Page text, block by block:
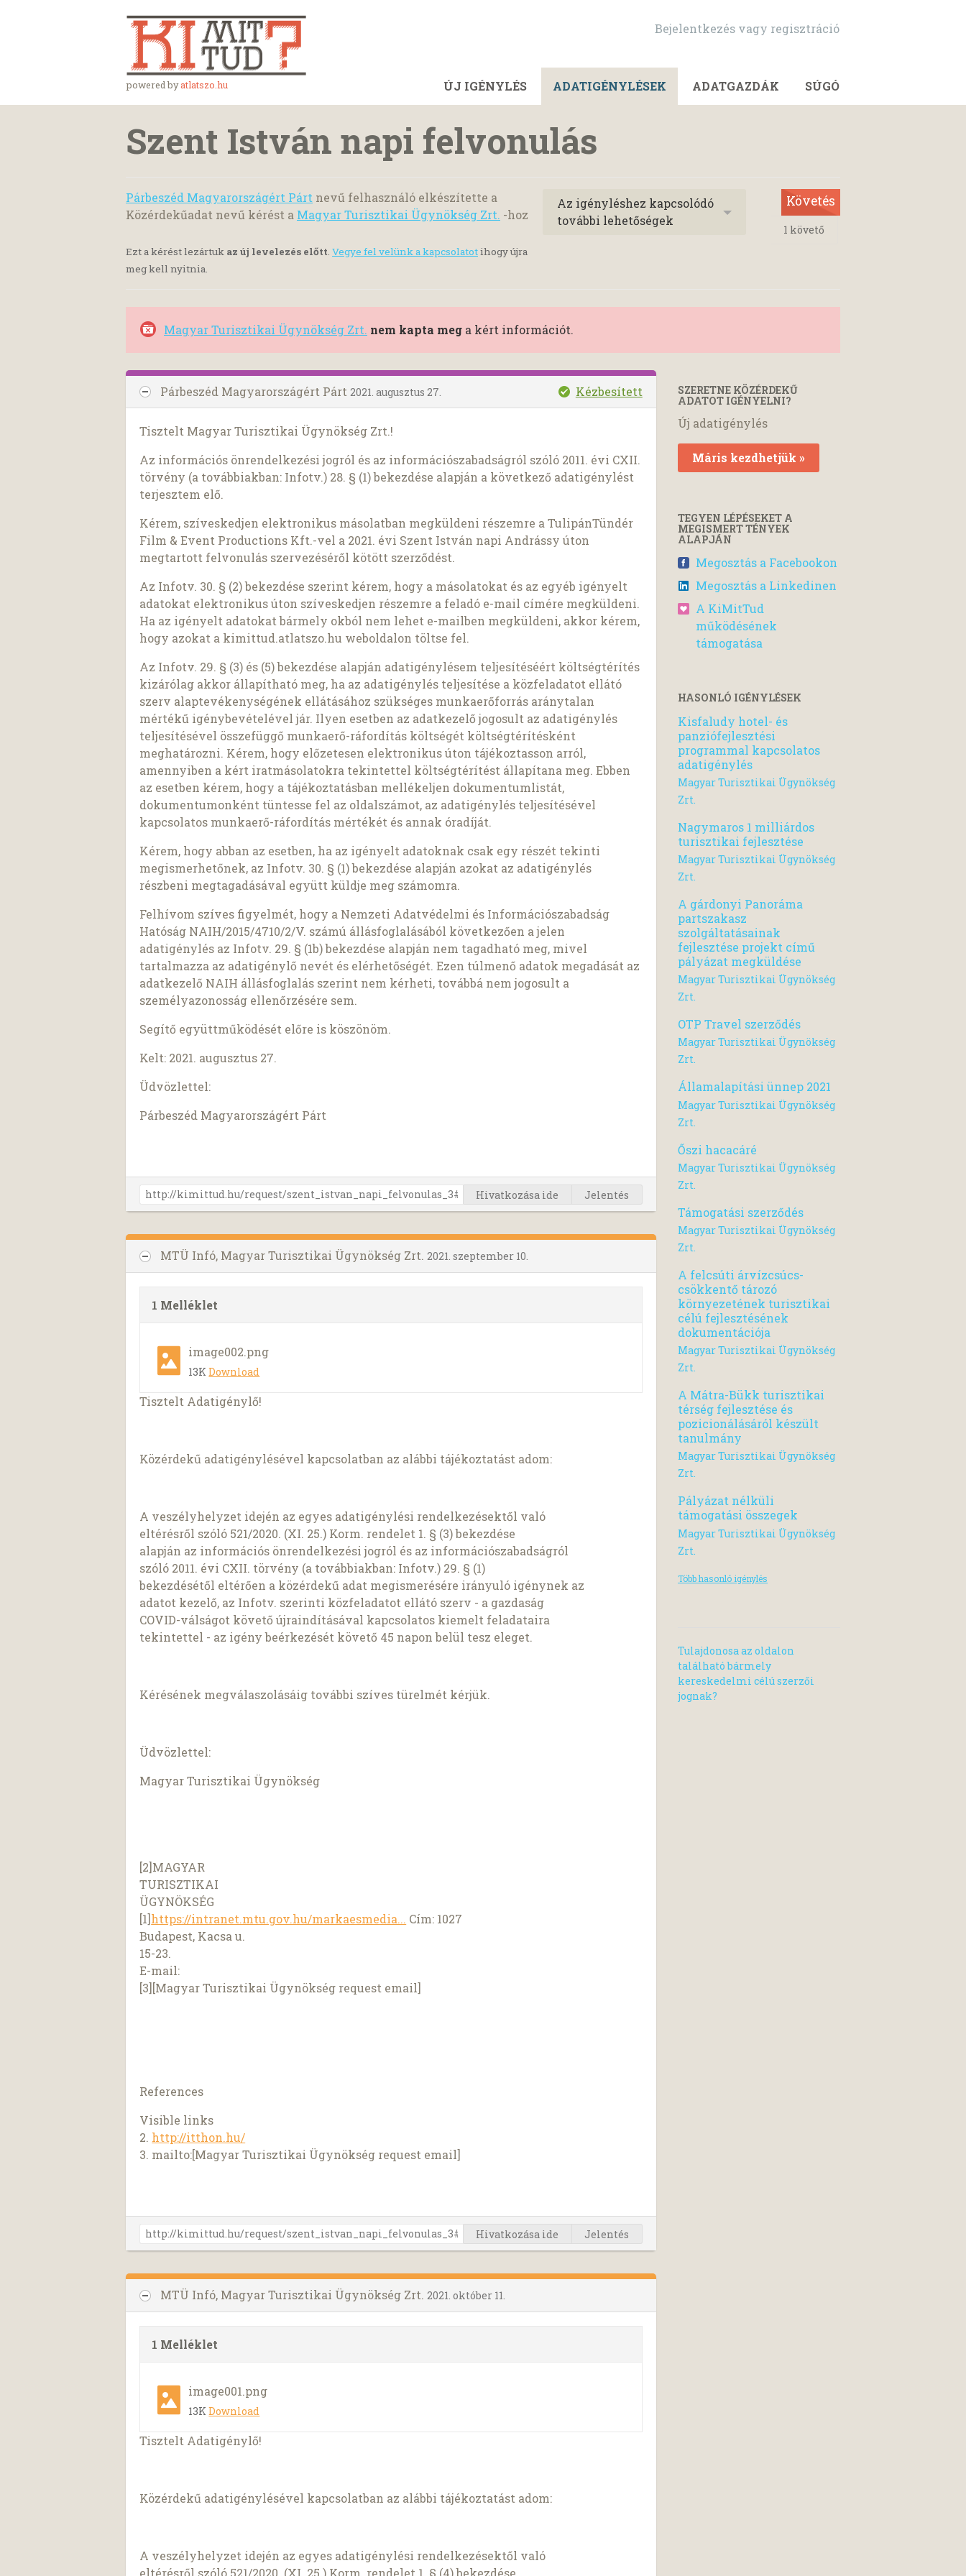
powered byatlatszo.hu
Bejelentkezés vagy regisztráció
ÚJ IGÉNYLÉS ADATIGÉNYLÉSEK ADATGAZDÁK SÚGÓ
Szent István napi felvonulás
Párbeszéd Magyarországért Párt nevű felhasználó elkészítette a
Közérdekűadat nevű kérést a Magyar Turisztikai Ügynökség Zrt. -hoz
Ezt a kérést lezártuk az új levelezés előtt. Vegye fel velünk a kapcsolatotihogy újra
meg kell nyitnia.
Az igényléshez kapcsolódó
további lehetőségek
Követés
1 követő
Magyar Turisztikai Ügynökség Zrt. nem kapta meg a kért információt.
Párbeszéd Magyarországért Párt 2021. augusztus 27. Kézbesített
Tisztelt Magyar Turisztikai Ügynökség Zrt.!
Az információs önrendelkezési jogról és az információszabadságról szóló 2011. évi CXII.
törvény (a továbbiakban: Infotv.) 28. § (1) bekezdése alapján a következő adatigénylést
terjesztem elő.
Kérem, szíveskedjen elektronikus másolatban megküldeni részemre a TulipánTündér
Film & Event Productions Kft.-vel a 2021. évi Szent István napi Andrássy úton
megtartott felvonulás szervezéséről kötött szerződést.
Az Infotv. 30. § (2) bekezdése szerint kérem, hogy a másolatokat és az egyéb igényelt
adatokat elektronikus úton szíveskedjen részemre a feladó e-mail címére megküldeni.
Ha az igényelt adatokat bármely okból nem lehet e-mailben megküldeni, akkor kérem,
hogy azokat a kimittud.atlatszo.hu weboldalon töltse fel.
Az Infotv. 29. § (3) és (5) bekezdése alapján adatigénylésem teljesítéséért költségtérítés
kizárólag akkor állapítható meg, ha az adatigénylés teljesítése a közfeladatot ellátó
szerv alaptevékenységének ellátásához szükséges munkaerőforrás aránytalan
mértékű igénybevételével jár. Ilyen esetben az adatkezelő jogosult az adatigénylés
teljesítésével összefüggő munkaerő-ráfordítás költségét költségtérítésként
meghatározni. Kérem, hogy előzetesen elektronikus úton tájékoztasson arról,
amennyiben a kért iratmásolatokra tekintettel költségtérítést állapítana meg. Ebben
az esetben kérem, hogy a tájékoztatásban mellékeljen dokumentumlistát,
dokumentumonként tüntesse fel az oldalszámot, az adatigénylés teljesítésével
kapcsolatos munkaerő-ráfordítás mértékét és annak óradíját.
Kérem, hogy abban az esetben, ha az igényelt adatoknak csak egy részét tekinti
megismerhetőnek, az Infotv. 30. § (1) bekezdése alapján azokat az adatigénylés
részbeni megtagadásával együtt küldje meg számomra.
Felhívom szíves figyelmét, hogy a Nemzeti Adatvédelmi és Információszabadság
Hatóság NAIH/2015/4710/2/V. számú állásfoglalásából következően a jelen
adatigénylés az Infotv. 29. § (1b) bekezdése alapján nem tagadható meg, mivel
tartalmazza az adatigénylő nevét és elérhetőségét. Ezen túlmenő adatok megadását az
adatkezelő NAIH állásfoglalás szerint nem kérheti, továbbá nem jogosult a
személyazonosság ellenőrzésére sem.
Segítő együttműködését előre is köszönöm.
Kelt: 2021. augusztus 27.
Üdvözlettel:
Párbeszéd Magyarországért Párt
Hivatkozása ide Jelentés
MTÜ Infó, Magyar Turisztikai Ügynökség Zrt. 2021. szeptember 10.
1 Melléklet
image002.png
13KDownload
Tisztelt Adatigénylő!
Közérdekű adatigénylésével kapcsolatban az alábbi tájékoztatást adom:
A veszélyhelyzet idején az egyes adatigénylési rendelkezésektől való
eltérésről szóló 521/2020. (XI. 25.) Korm. rendelet 1. § (3) bekezdése
alapján az információs önrendelkezési jogról és az információszabadságról
szóló 2011. évi CXII. törvény (a továbbiakban: Infotv.) 29. § (1)
bekezdésétől eltérően a közérdekű adat megismerésére irányuló igénynek az
adatot kezelő, az Infotv. szerinti közfeladatot ellátó szerv - a gazdaság
COVID-válságot követő újraindításával kapcsolatos kiemelt feladataira
tekintettel - az igény beérkezését követő 45 napon belül tesz eleget.
Kérésének megválaszolásáig további szíves türelmét kérjük.
Üdvözlettel:
Magyar Turisztikai Ügynökség
[2]MAGYAR
TURISZTIKAI
ÜGYNÖKSÉG
[1]https://intranet.mtu.gov.hu/markaesmedia... Cím: 1027
Budapest, Kacsa u.
15-23.
E-mail:
[3][Magyar Turisztikai Ügynökség request email]
References
Visible links
2. http://itthon.hu/
3. mailto:[Magyar Turisztikai Ügynökség request email]
Hivatkozása ide Jelentés
MTÜ Infó, Magyar Turisztikai Ügynökség Zrt. 2021. október 11.
1 Melléklet
image001.png
13KDownload
Tisztelt Adatigénylő!
Közérdekű adatigénylésével kapcsolatban az alábbi tájékoztatást adom:
A veszélyhelyzet idején az egyes adatigénylési rendelkezésektől való
eltérésről szóló 521/2020. (XI. 25.) Korm. rendelet 1. § (4) bekezdése
SZERETNE KÖZÉRDEKŰ
ADATOT IGÉNYELNI?
Új adatigénylés
Máris kezdhetjük »
TEGYEN LÉPÉSEKET A
MEGISMERT TÉNYEK
ALAPJÁN
Megosztás a Facebookon
Megosztás a Linkedinen
A KiMitTud
működésének
támogatása
HASONLÓ IGÉNYLÉSEK
Kisfaludy hotel- és
panziófejlesztési
programmal kapcsolatos
adatigénylés
Magyar Turisztikai Ügynökség
Zrt.
Nagymaros 1 milliárdos
turisztikai fejlesztése
Magyar Turisztikai Ügynökség
Zrt.
A gárdonyi Panoráma
partszakasz
szolgáltatásainak
fejlesztése projekt című
pályázat megküldése
Magyar Turisztikai Ügynökség
Zrt.
OTP Travel szerződés
Magyar Turisztikai Ügynökség
Zrt.
Államalapítási ünnep 2021
Magyar Turisztikai Ügynökség
Zrt.
Őszi hacacáré
Magyar Turisztikai Ügynökség
Zrt.
Támogatási szerződés
Magyar Turisztikai Ügynökség
Zrt.
A felcsúti árvízcsúcs-
csökkentő tározó
környezetének turisztikai
célú fejlesztésének
dokumentációja
Magyar Turisztikai Ügynökség
Zrt.
A Mátra-Bükk turisztikai
térség fejlesztése és
pozicionálásáról készült
tanulmány
Magyar Turisztikai Ügynökség
Zrt.
Pályázat nélküli
támogatási összegek
Magyar Turisztikai Ügynökség
Zrt.
Több hasonló igénylés
Tulajdonosa az oldalon
található bármely
kereskedelmi célú szerzői
jognak?